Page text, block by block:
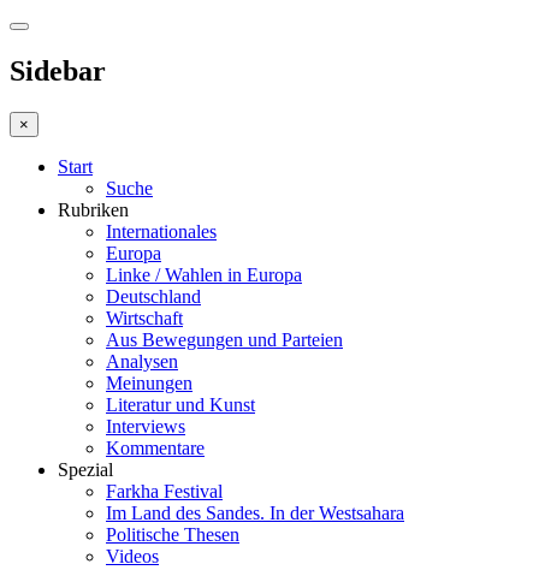
Sidebar
×
Start
Suche
Rubriken
Internationales
Europa
Linke / Wahlen in Europa
Deutschland
Wirtschaft
Aus Bewegungen und Parteien
Analysen
Meinungen
Literatur und Kunst
Interviews
Kommentare
Spezial
Farkha Festival
Im Land des Sandes. In der Westsahara
Politische Thesen
Videos